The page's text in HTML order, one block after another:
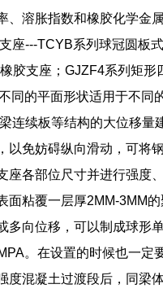
溶胀指数和橡胶化学金
座---TCYB系列球冠圆板
胶支座；GJZF4系列矩
同的平面形状适用于不同
连续板等结构的大位移量
免妨碍纵向滑动，可将
各部位尺寸并进行强度
粘覆一层厚2MM-3MM
向位移，可以制成球形
。在设置的时候也一定
混凝土过渡段后，同梁体